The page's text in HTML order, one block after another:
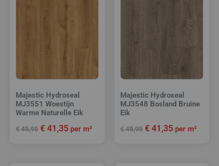
Majestic Hydroseal
MJ3551 Woestijn
Warme Naturelle Eik
€45,95 €41,35 per m²
Majestic Hydroseal
MJ3548 Bosland Bruine
Eik
€45,95 €41,35 per m²